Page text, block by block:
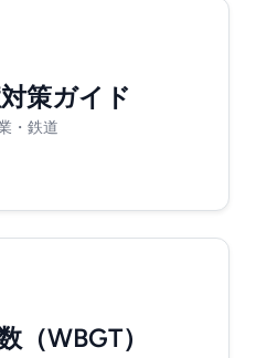
策ガイド
・鉄道
（WBGT）